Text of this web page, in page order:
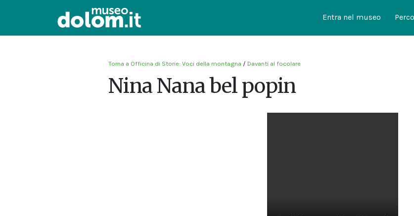
Entra nel museo
Torna a Officina di Storie: Voci della montagna / Davanti al focolare
Nina Nana bel popin